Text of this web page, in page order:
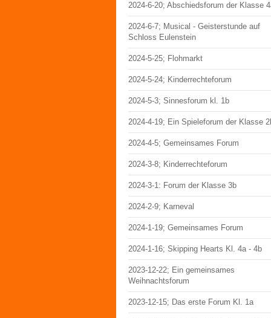
2024-6-20; Abschiedsforum der Klasse
2024-6-7; Musical - Geisterstunde auf
Schloss Eulenstein
2024-5-25; Flohmarkt
2024-5-24; Kinderrechteforum
2024-5-3; Sinnesforum kl. 1b
2024-4-19; Ein Spieleforum der Klasse
2024-4-5; Gemeinsames Forum
2024-3-8; Kinderrechteforum
2024-3-1: Forum der Klasse 3b
2024-2-9; Karneval
2024-1-19; Gemeinsames Forum
2024-1-16; Skipping Hearts Kl. 4a - 4b
2023-12-22; Ein gemeinsames
Weihnachtsforum
2023-12-15; Das erste Forum Kl. 1a